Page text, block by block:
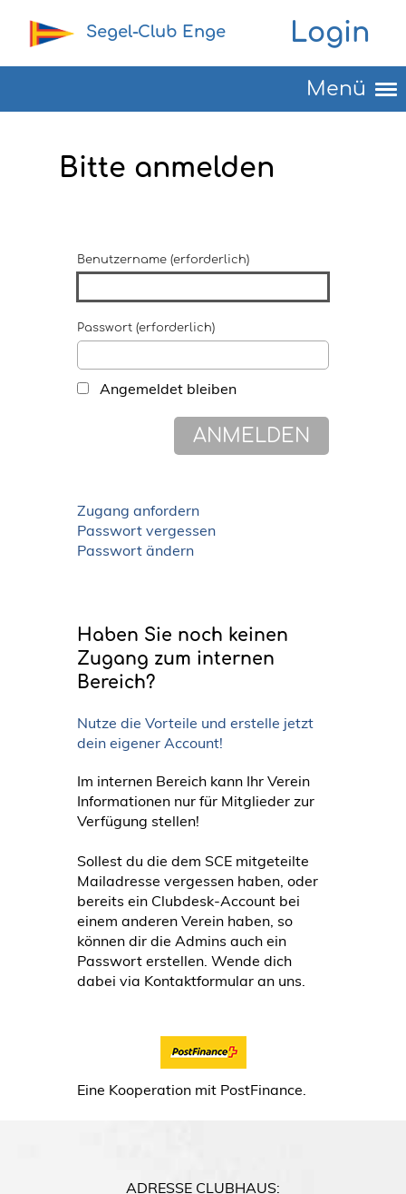
Segel-Club Enge Login
Menü
Bitte anmelden
Benutzername (erforderlich)
Passwort (erforderlich)
Angemeldet bleiben
Zugang anfordern
Passwort vergessen
Passwort ändern
Haben Sie noch keinen
Zugang zum internen
Bereich?
Nutze die Vorteile und erstelle jetzt
dein eigener Account!
Im internen Bereich kann Ihr Verein
Informationen nur für Mitglieder zur
Verfügung stellen!
Sollest du die dem SCE mitgeteilte
Mailadresse vergessen haben, oder
bereits ein Clubdesk-Account bei
einem anderen Verein haben, so
können dir die Admins auch ein
Passwort erstellen. Wende dich
dabei via Kontaktformular an uns.
Eine Kooperation mit PostFinance.
ADRESSE CLUBHAUS: